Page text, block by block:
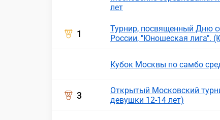
лет
1
Турнир, посвященный Дню
России, "Юношеская лига".
Кубок Москвы по самбо
3
Открытый Московский
девушки 12-14 лет)